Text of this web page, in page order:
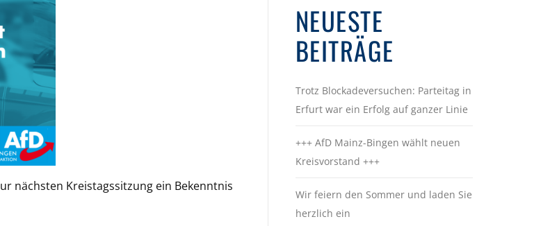
nächsten Kreistagssitzung ein Bekenntnis
NEUESTE
BEITRÄGE
Trotz Blockadeversuchen: Parteitag in
Erfurt war ein Erfolg auf ganzer Linie
+++ AfD Mainz-Bingen wählt neuen
Kreisvorstand +++
Wir feiern den Sommer und laden Sie
herzlich ein